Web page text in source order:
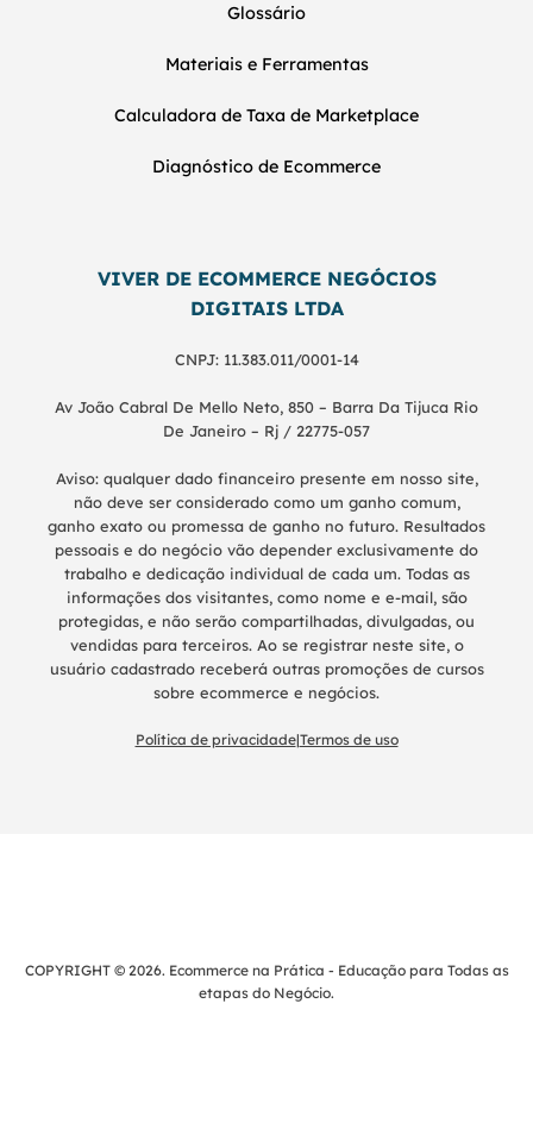
Glossário
Materiais e Ferramentas
Calculadora de Taxa de Marketplace
Diagnóstico de Ecommerce
VIVER DE ECOMMERCE NEGÓCIOS
DIGITAIS LTDA
CNPJ: 11.383.011/0001-14
Av João Cabral De Mello Neto, 850 – Barra Da Tijuca Rio
De Janeiro – Rj / 22775-057
Aviso: qualquer dado financeiro presente em nosso site,
não deve ser considerado como um ganho comum,
ganho exato ou promessa de ganho no futuro. Resultados
pessoais e do negócio vão depender exclusivamente do
trabalho e dedicação individual de cada um. Todas as
informações dos visitantes, como nome e e-mail, são
protegidas, e não serão compartilhadas, divulgadas, ou
vendidas para terceiros. Ao se registrar neste site, o
usuário cadastrado receberá outras promoções de cursos
sobre ecommerce e negócios.
Política de privacidade|Termos de uso
COPYRIGHT © 2026. Ecommerce na Prática - Educação para Todas as
etapas do Negócio.